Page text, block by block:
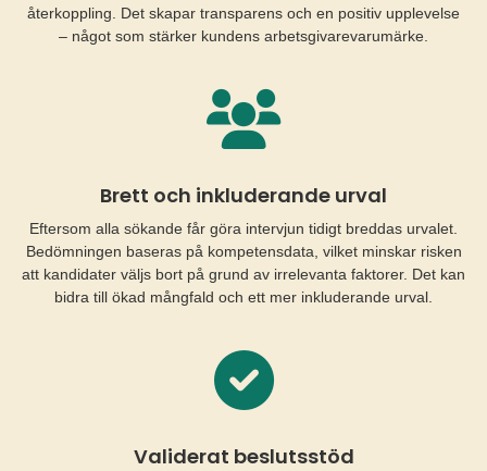
återkoppling. Det skapar transparens och en positiv upplevelse
– något som stärker kundens arbetsgivarevarumärke.
Brett och inkluderande urval
Eftersom alla sökande får göra intervjun tidigt breddas urvalet.
Bedömningen baseras på kompetensdata, vilket minskar risken
att kandidater väljs bort på grund av irrelevanta faktorer. Det kan
bidra till ökad mångfald och ett mer inkluderande urval.
Validerat beslutsstöd